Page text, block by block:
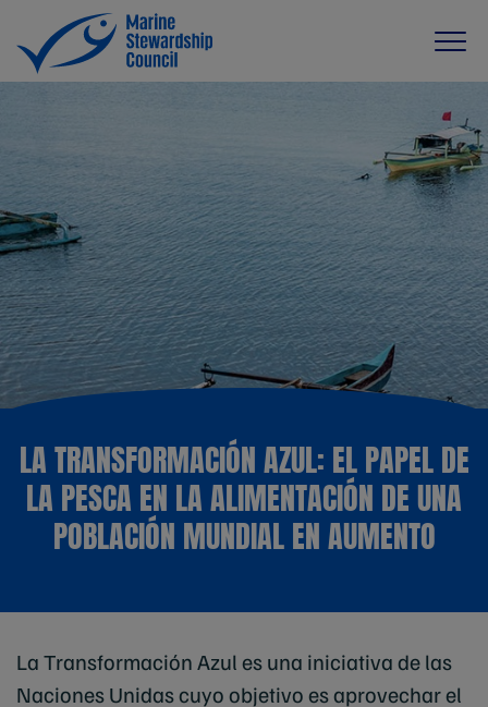
LA TRANSFORMACIÓN AZUL: EL PAPEL DE
LA PESCA EN LA ALIMENTACIÓN DE UNA
POBLACIÓN MUNDIAL EN AUMENTO
La Transformación Azul es una iniciativa de las
Naciones Unidas cuyo objetivo es aprovechar el